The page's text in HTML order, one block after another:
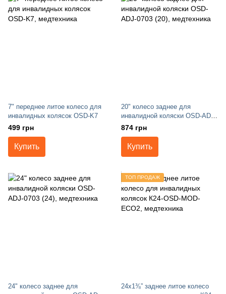
7" переднее литое колесо для
инвалидных колясок OSD-K7
499 грн
Купить
20" колесо заднее для
инвалидной коляски OSD-ADJ-
0703 (20)
874 грн
Купить
24" колесо заднее для
ТОП ПРОДАЖ
24x1⅜” заднее литое колесо